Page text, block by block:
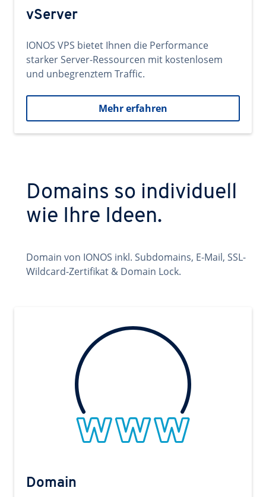
vServer
IONOS VPS bietet Ihnen die Performance
starker Server-Ressourcen mit kostenlosem
und unbegrenztem Traffic.
Mehr erfahren
Domains so individuell
wie Ihre Ideen.
Domain von IONOS inkl. Subdomains, E-Mail, SSL-
Wildcard-Zertifikat & Domain Lock.
Domain